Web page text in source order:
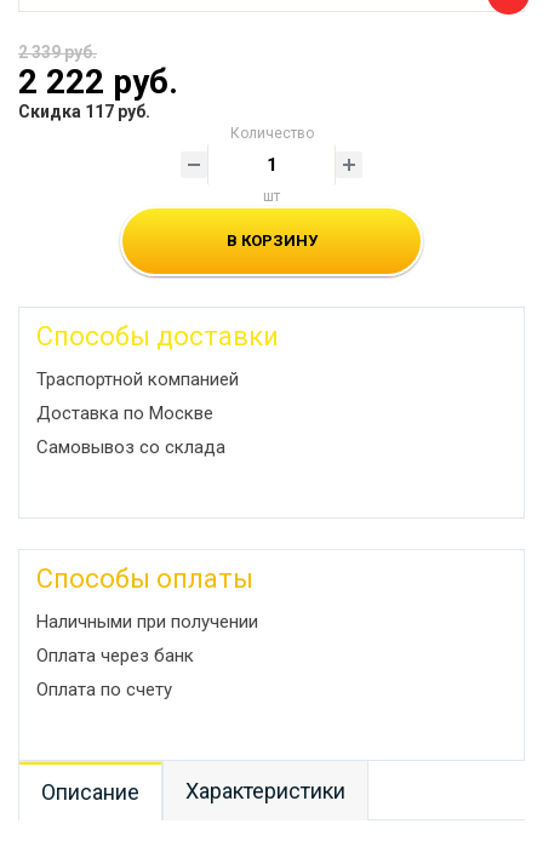
2 339 руб.
2 222 руб.
Скидка 117 руб.
Количество
шт
В КОРЗИНУ
Способы доставки
Траспортной компанией
Доставка по Москве
Самовывоз со склада
Способы оплаты
Наличными при получении
Оплата через банк
Оплата по счету
Описание Характеристики